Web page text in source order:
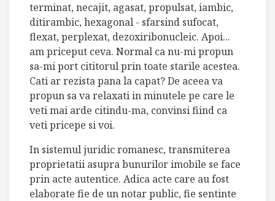
terminat, necajit, agasat, propulsat, iambic,
ditirambic, hexagonal - sfarsind sufocat,
flexat, perplexat, dezoxiribonucleic. Apoi...
am priceput ceva. Normal ca nu-mi propun
sa-mi port cititorul prin toate starile acestea.
Cati ar rezista pana la capat? De aceea va
propun sa va relaxati in minutele pe care le
veti mai arde citindu-ma, convinsi fiind ca
veti pricepe si voi.
In sistemul juridic romanesc, transmiterea
proprietatii asupra bunurilor imobile se face
prin acte autentice. Adica acte care au fost
elaborate fie de un notar public, fie sentinte